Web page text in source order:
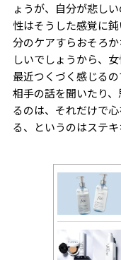
ょうが、自分が悲し
性はそうした感覚に
分のケアすらおそろ
しいでしょうから、
最近つくづく感じる
相手の話を聞いたり
るのは、それだけで
る、というのはステキ